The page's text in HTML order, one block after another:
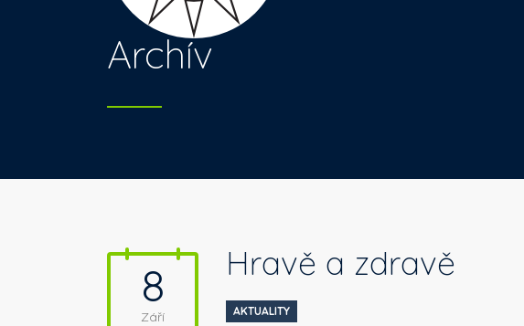
Archív
8
Září
Hravě a zdravě
AKTUALITY